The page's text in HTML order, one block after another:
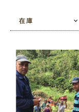
コスタリカは、スペ
めての国です。
現在は、中米では例
米5カ国の中で群を抜
それ故に、生産コス
在庫